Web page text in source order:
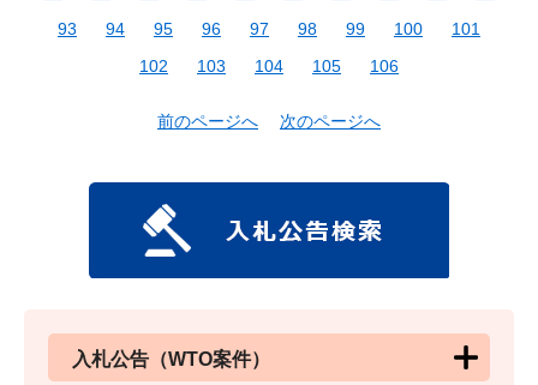
93
94 95 96 97 98 99 100
101
102
103 104 105 106
前のページへ 次のページへ
入札公告（WTO案件）